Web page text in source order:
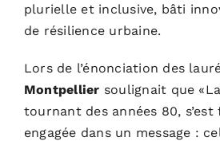
plurielle et inclusive, bâti
de résilience urbaine.
Lors de l’énonciation des
Montpellier soulignait que
tournant des années 80,
engagée dans un message :